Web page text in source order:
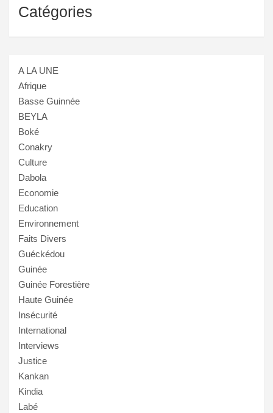
Catégories
A LA UNE
Afrique
Basse Guinnée
BEYLA
Boké
Conakry
Culture
Dabola
Economie
Education
Environnement
Faits Divers
Guéckédou
Guinée
Guinée Forestière
Haute Guinée
Insécurité
International
Interviews
Justice
Kankan
Kindia
Labé